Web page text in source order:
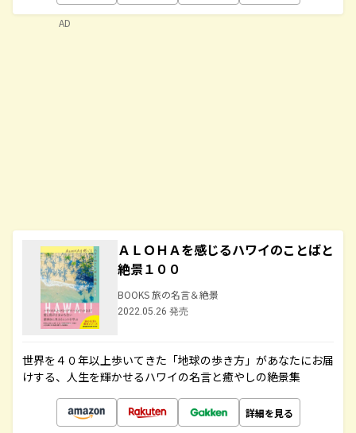
ＡＬＯＨＡを感じるハワイのことばと
絶景１００
BOOKS 旅の名言＆絶景
2022.05.26 発売
世界を４０年以上歩いてきた「地球の歩き方」があなたにお届
けする、人生を輝かせるハワイの名言と癒やしの絶景集
詳細を見る
AD